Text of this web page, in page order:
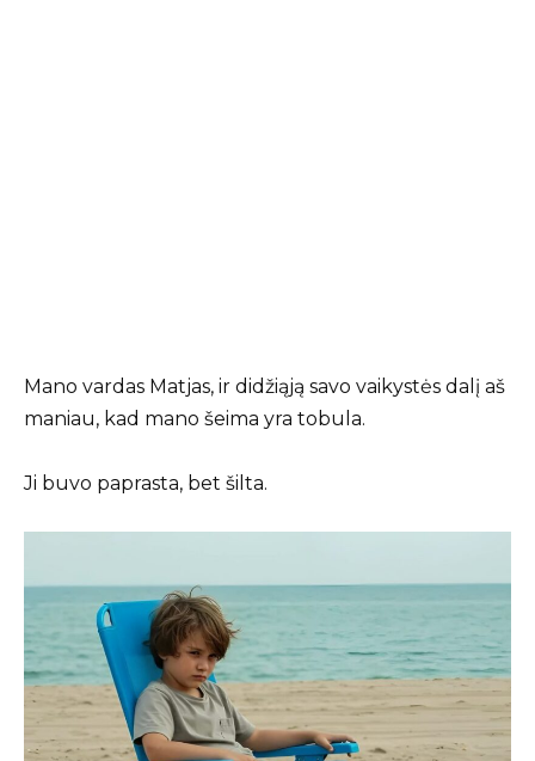
Mano vardas Matjas, ir didžiąją savo vaikystės dalį aš
maniau, kad mano šeima yra tobula.
Ji buvo paprasta, bet šilta.